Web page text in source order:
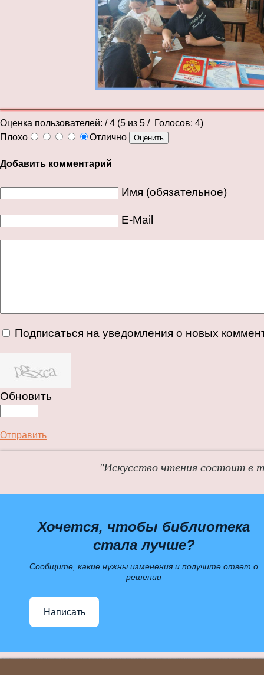
Оценка пользователей: / 4 (5 из 5 / Голосов: 4)
Плохо
Отлично
Добавить комментарий
Имя (обязательное)
E-Mail
Подписаться на уведомления о новых
Обновить
Отправить
"Искусство чтения состоит
Хочется, чтобы библиотека
стала лучше?
Сообщите, какие нужны изменения и получите ответ о
решении
Написать